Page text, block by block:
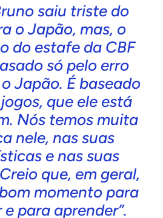
saiu triste do
o Japão, mas, o
do estafe da CBF
só pelo erro
Japão. É baseado
que ele está
Nós temos muita
nele, nas suas
e nas suas
que, em geral,
momento para
para aprender”.